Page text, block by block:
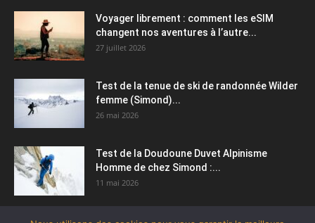
Voyager librement : comment les eSIM
changent nos aventures à l’autre...
27 juillet 2026
Test de la tenue de ski de randonnée Wilder
femme (Simond)...
26 mai 2026
Test de la Doudoune Duvet Alpinisme
Homme de chez Simond :...
11 mai 2026